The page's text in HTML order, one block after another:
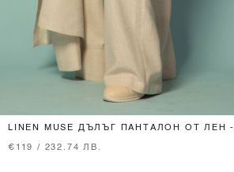
S M L
LINEN MUSE ДЪЛЪГ ПАНТАЛОН ОТ ЛЕН -
€119 / 232.74 ЛВ.